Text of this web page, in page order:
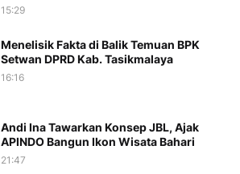
15:29
Menelisik Fakta di Balik Temuan BPK
Setwan DPRD Kab. Tasikmalaya
16:16
Andi Ina Tawarkan Konsep JBL, Ajak
APINDO Bangun Ikon Wisata Bahari
21:47